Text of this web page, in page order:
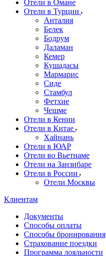
Отели в Омане
Отели в Турции
Анталия
Белек
Бодрум
Даламан
Кемер
Кушадасы
Мармарис
Сиде
Стамбул
Фетхие
Чешме
Отели в Кении
Отели в Китае
Хайнань
Отели в ЮАР
Отели во Вьетнаме
Отели на Занзибаре
Отели в России
Отели Москвы
Клиентам
Документы
Способы оплаты
Способы бронирования
Страхование поездки
Программа лояльности